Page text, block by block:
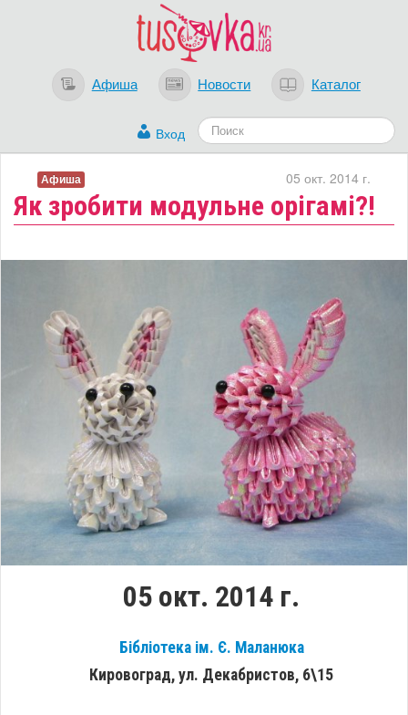
Афиша Новости Каталог
Вход
​Як зробити модульне орігамі?!
05 окт. 2014 г.
Афиша
05 окт. 2014 г.
Бібліотека ім. Є. Маланюка
Кировоград, ул. Декабристов, 6\15